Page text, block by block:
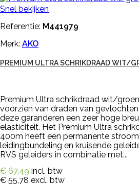
Snel bekijken
Referentie: M441979
Merk: AKO
PREMIUM ULTRA SCHRIKDRAAD WIT/
Premium Ultra schrikdraad wit/
voorzien van draden van
deze garanderen een zeer hoge
elasticiteit. Het Premium Ultra
400m heeft een permanente
leidingbundeling en kruisende
RVS geleiders in combinatie met...
€ 67,49 incl. btw
€ 55,78 excl. btw